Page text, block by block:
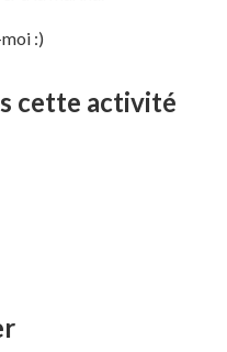
:)
cette activité